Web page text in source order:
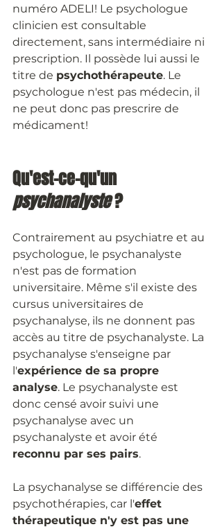
numéro ADELI! Le psychologue
clinicien est consultable
directement, sans intermédiaire ni
prescription. Il possède lui aussi le
titre de psychothérapeute. Le
psychologue n'est pas médecin, il
ne peut donc pas prescrire de
médicament!
Qu'est-ce-qu'un
psychanalyste ?
Contrairement au psychiatre et au
psychologue, le psychanalyste
n'est pas de formation
universitaire. Même s'il existe des
cursus universitaires de
psychanalyse, ils ne donnent pas
accès au titre de psychanalyste. La
psychanalyse s'enseigne par
l'expérience de sa propre
analyse. Le psychanalyste est
donc censé avoir suivi une
psychanalyse avec un
psychanalyste et avoir été
reconnu par ses pairs.
La psychanalyse se différencie des
psychothérapies, car l'effet
thérapeutique n'y est pas une